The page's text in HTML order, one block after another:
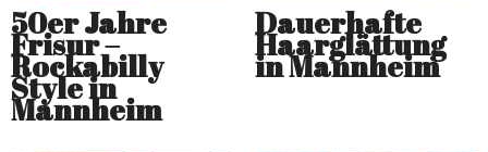
50er Jahre
Frisur –
Rockabilly
Style in
Mannheim
Dauerhafte
Haarglättung
in Mannheim